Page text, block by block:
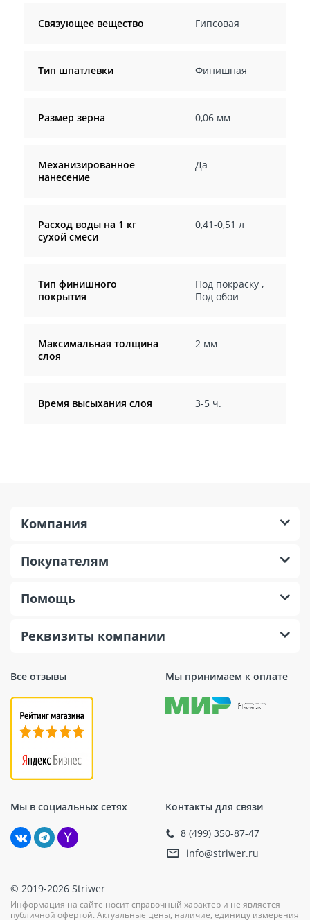
Связующее вещество Гипсовая
Тип шпатлевки Финишная
Размер зерна 0,06 мм
Механизированное
нанесение
Да
Расход воды на 1 кг
сухой смеси
0,41-0,51 л
Тип финишного
покрытия
Под покраску,
Под обои
Максимальная толщина
слоя
2 мм
Время высыхания слоя 3-5 ч.
Все отзывы Мы принимаем к оплате
Мы в социальных сетях Контакты для связи
8 (499) 350-87-47
info@striwer.ru
Компания
Покупателям
Помощь
Реквизиты компании
© 2019-2026 Striwer
Информация на сайте носит справочный характер и не является
публичной офертой. Актуальные цены, наличие, единицу измерения